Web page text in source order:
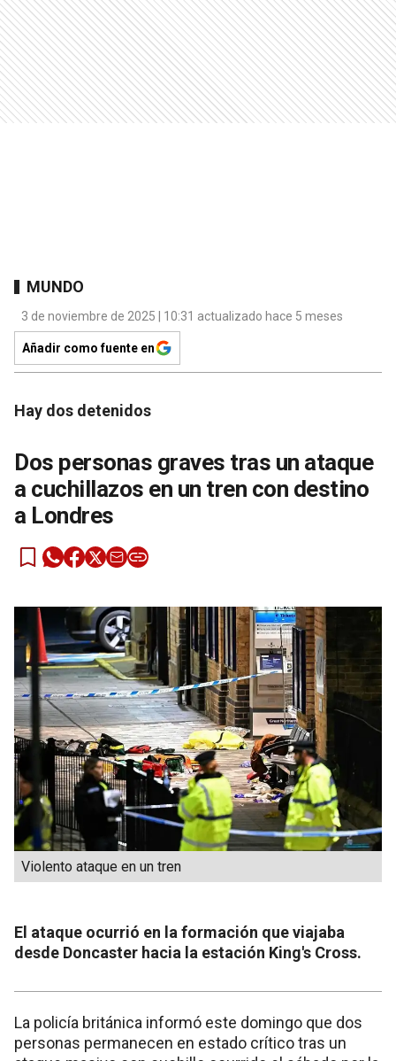
MUNDO
3 de noviembre de 2025 | 10:31 actualizado hace 5 meses
Añadir como fuente en
Hay dos detenidos
Dos personas graves tras un ataque
a cuchillazos en un tren con destino
a Londres
Violento ataque en un tren
El ataque ocurrió en la formación que viajaba
desde Doncaster hacia la estación King's Cross.
La policía británica informó este domingo que dos
personas permanecen en estado crítico tras un